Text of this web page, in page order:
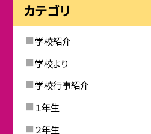
カテゴリ
学校紹介
学校より
学校行事紹介
１年生
２年生